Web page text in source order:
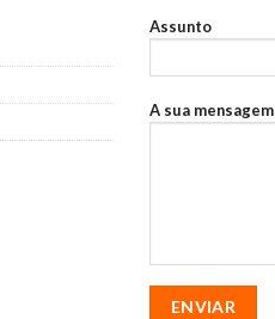
Assunto
A sua mensagem